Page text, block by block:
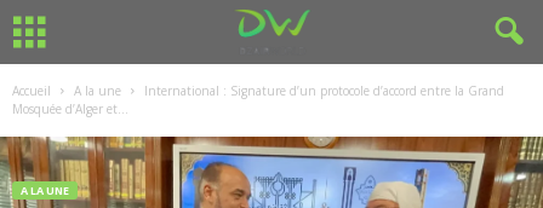
Accueil A la une
International : Signature d’un protocole d’accord entre la Grand
Mosquée d’Alger et...
A LA UNE